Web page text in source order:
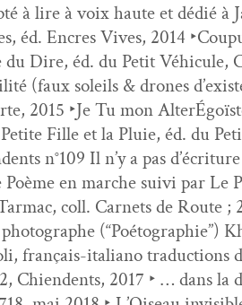
à lire à voix haute et dédié à
éd. Encres Vives, 2014
du Dire, éd. du Petit Véhicule,
(faux soleils & drones
2015 ‣Je Tu mon
Fille et la Pluie, éd. du
n°109 Il n’y a pas
en marche suivi par Le
coll. Car­nets de Route
(“Poé­togra­phie”)
français-ital­iano tra­duc­tions
Chien­dents, 2017 ‣ … dans la